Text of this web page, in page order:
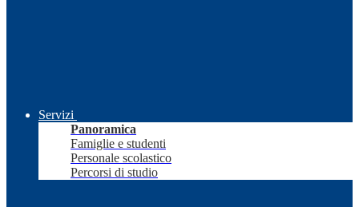
Servizi
Panoramica
Famiglie e studenti
Personale scolastico
Percorsi di studio